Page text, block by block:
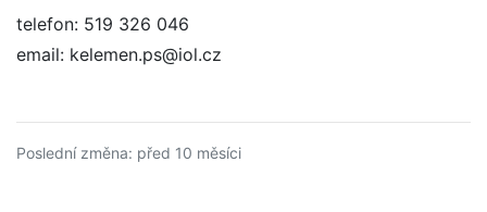
telefon: 519 326 046
email: kelemen.ps@iol.cz
Poslední změna: před 10 měsíci